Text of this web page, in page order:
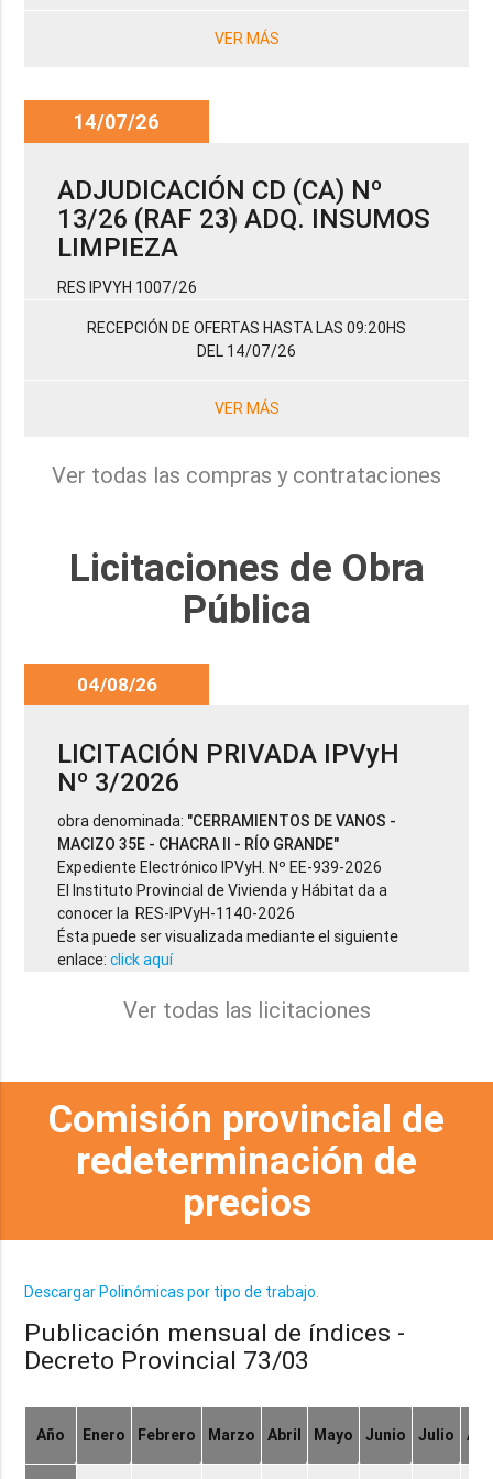
VER MÁS
14/07/26
ADJUDICACIÓN CD (CA) Nº
13/26 (RAF 23) ADQ. INSUMOS
LIMPIEZA
RES IPVYH 1007/26
RECEPCIÓN DE OFERTAS HASTA LAS 09:20HS
DEL 14/07/26
VER MÁS
Ver todas las compras y contrataciones
Licitaciones de Obra
Pública
04/08/26
LICITACIÓN PRIVADA IPVyH
Nº 3/2026
obra denominada: "CERRAMIENTOS DE VANOS -
MACIZO 35E - CHACRA II - RÍO GRANDE"
Expediente Electrónico IPVyH. Nº EE-939-2026
El Instituto Provincial de Vivienda y Hábitat da a
conocer la RES-IPVyH-1140-2026
Ésta puede ser visualizada mediante el siguiente
enlace:click aquí
Ver todas las licitaciones
Comisión provincial de
redeterminación de
precios
Descargar Polinómicas por tipo de trabajo.
Publicación mensual de índices -
Decreto Provincial 73/03
Año Enero Febrero Marzo Abril Mayo Junio Julio